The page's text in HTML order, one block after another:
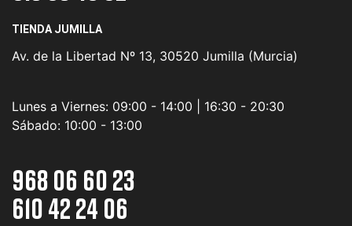
TIENDA JUMILLA
Av. de la Libertad Nº 13, 30520 Jumilla (Murcia)
Lunes a Viernes: 09:00 - 14:00 | 16:30 - 20:30
Sábado: 10:00 - 13:00
968 06 60 23
610 42 24 06